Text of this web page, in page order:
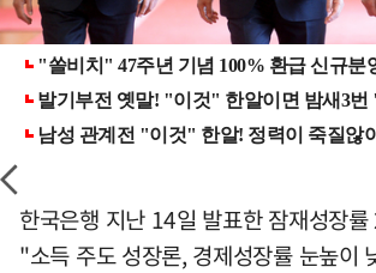
한국은행 지난 14일 발표한 잠재성장
"소득 주도 성장론, 경제성장률 눈높이